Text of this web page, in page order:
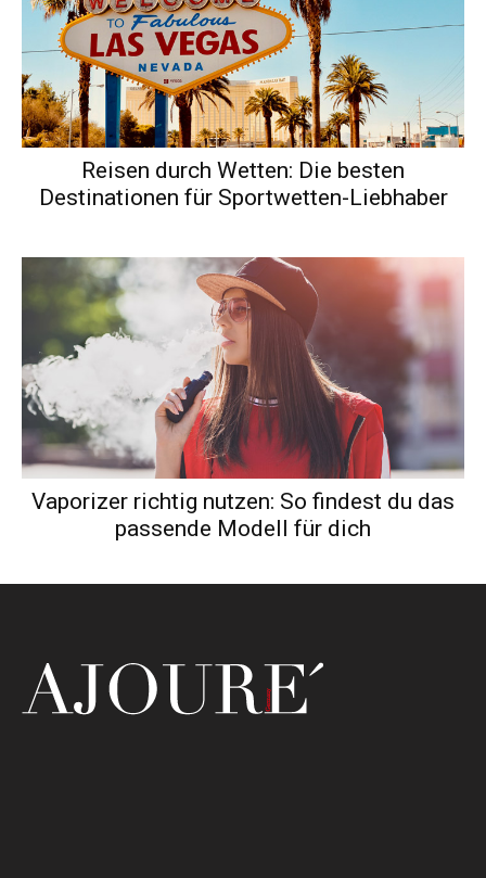
Reisen durch Wetten: Die besten
Destinationen für Sportwetten-Liebhaber
Vaporizer richtig nutzen: So findest du das
passende Modell für dich